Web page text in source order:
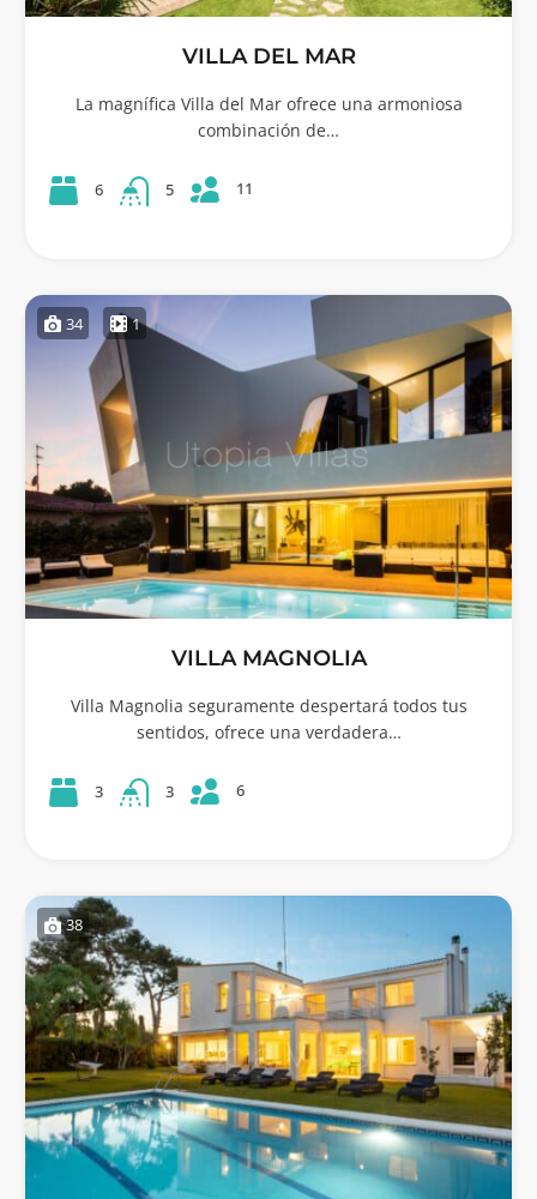
VILLA DEL MAR
La magnífica Villa del Mar ofrece una armoniosa
combinación de…
6 5 11
34 1
VILLA MAGNOLIA
Villa Magnolia seguramente despertará todos tus
sentidos, ofrece una verdadera…
3 3 6
38